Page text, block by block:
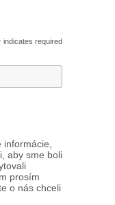
indicates required
aby sme boli
prosím
o nás chceli